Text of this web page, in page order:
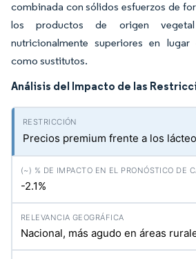
combinada con sólidos esfuerzos de
los productos de origen
nutricionalmente superiores en
como sustitutos.
Análisis del Impacto de las
Precios premium frente a los
-2.1%
Nacional, más agudo en áreas